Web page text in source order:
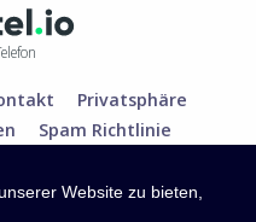
Privatsphäre
Spam Richtlinie
Website zu bieten,